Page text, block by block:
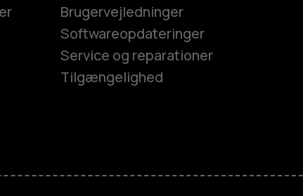
Brugervejledninger
Softwareopdateringer
Service og reparationer
Tilgængelighed